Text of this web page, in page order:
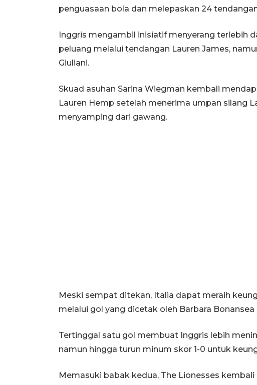
penguasaan bola dan melepaskan 24
Inggris mengambil inisiatif menyerang terlebih
peluang melalui tendangan Lauren James,
Giuliani.
Skuad asuhan Sarina Wiegman kembali
Lauren Hemp setelah menerima umpan silang
menyamping dari gawang.
Meski sempat ditekan, Italia dapat meraih
melalui gol yang dicetak oleh Barbara
Tertinggal satu gol membuat Inggris lebih
namun hingga turun minum skor 1-0 untuk
Memasuki babak kedua, The Lionesses